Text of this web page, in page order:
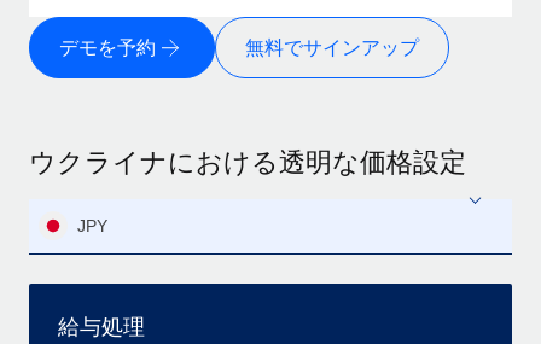
デモを予約 無料でサインアップ
ウクライナにおける透明な価格設定
JPY
給与処理